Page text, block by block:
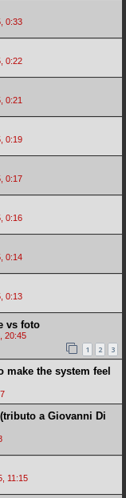
0:33
0:22
0:21
0:19
0:17
0:16
0:14
0:13
vs foto
20:45
1 2 3
make the system feel
a Giovanni Di
11:15